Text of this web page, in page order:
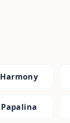
Harmony
Papalina